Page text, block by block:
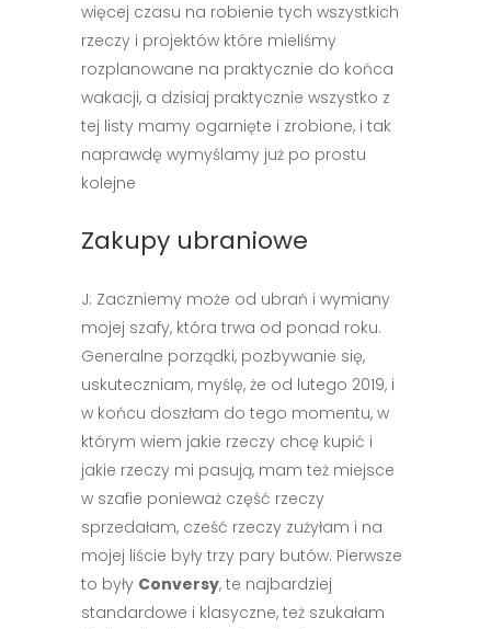
więcej czasu na robienie tych wszystkich
rzeczy i projektów które mieliśmy
rozplanowane na praktycznie do końca
wakacji, a dzisiaj praktycznie wszystko z
tej listy mamy ogarnięte i zrobione, i tak
naprawdę wymyślamy już po prostu
kolejne
Zakupy ubraniowe
J: Zaczniemy może od ubrań i wymiany
mojej szafy, która trwa od ponad roku.
Generalne porządki, pozbywanie się,
uskuteczniam, myślę, że od lutego 2019, i
w końcu doszłam do tego momentu, w
którym wiem jakie rzeczy chcę kupić i
jakie rzeczy mi pasują, mam też miejsce
w szafie ponieważ część rzeczy
sprzedałam, cześć rzeczy zużyłam i na
mojej liście były trzy pary butów. Pierwsze
to były Conversy, te najbardziej
standardowe i klasyczne, też szukałam